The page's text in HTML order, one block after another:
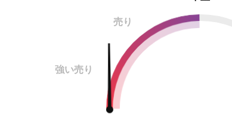
売り
強い売り